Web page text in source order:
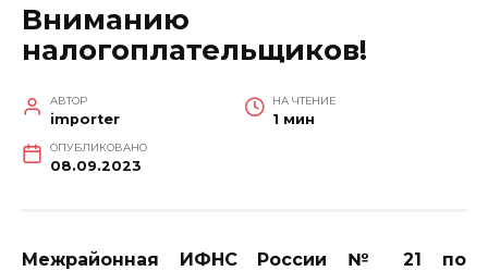
Вниманию
налогоплательщиков!
АВТОР
importer
НА ЧТЕНИЕ
1 мин
ОПУБЛИКОВАНО
08.09.2023
Межрайонная ИФНС России № 21 по